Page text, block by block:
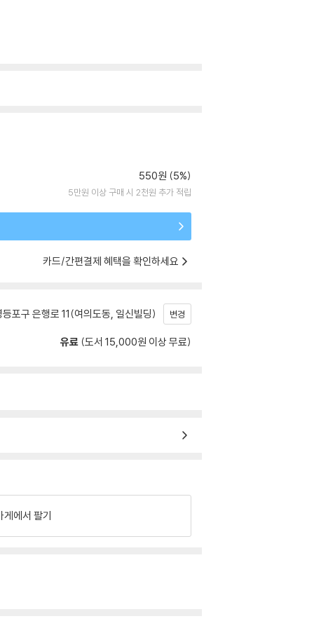
550원 (5%)
5만원 이상 구매 시 2천원 추가 적립
카드/간편결제 혜택을 확인하세요
포구 은행로 11(여의도동, 일신빌딩) 변경
유료 (도서 15,000원 이상 무료)
게에서 팔기